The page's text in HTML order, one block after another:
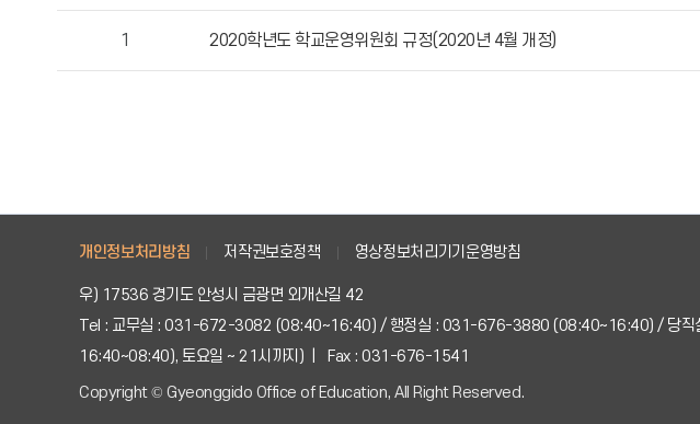
등
일,
1 2020학년도 학교운영위원회 규정(2020년 4월 개정)
개인정보처리방침 저작권보호정책 영상정보처리기기운영방침
우) 17536 경기도 안성시 금광면 외개산길 42
Tel : 교무실 : 031-672-3082 (08:40~16:40) / 행정실 : 031-676-3880 (08:40~16:40) / 당
16:40~08:40), 토요일 ~ 21시까지) | Fax : 031-676-1541
Copyright © Gyeonggido Office of Education, All Right Reserved.